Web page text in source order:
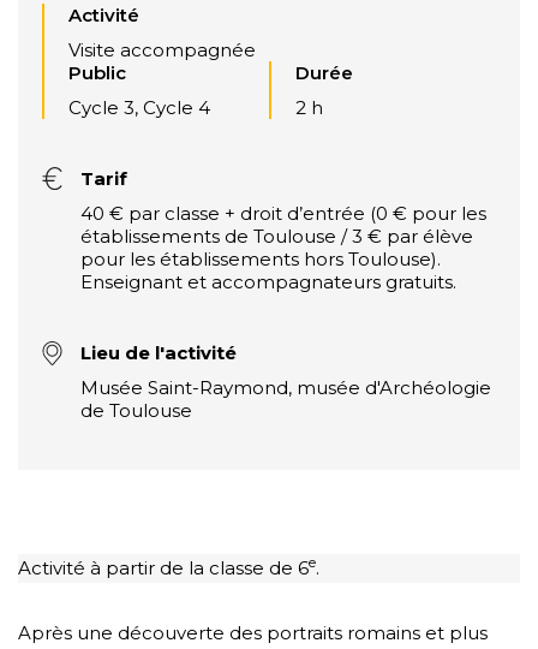
Activité
Visite accompagnée
Public
Cycle 3, Cycle 4
Durée
2 h
Tarif
40 € par classe + droit d’entrée (0 € pour les
établissements de Toulouse / 3 € par élève
pour les établissements hors Toulouse).
Enseignant et accompagnateurs gratuits.
Lieu de l'activité
Musée Saint-Raymond, musée d'Archéologie
de Toulouse
Activité à partir de la classe de 6e.
Après une découverte des portraits romains et plus